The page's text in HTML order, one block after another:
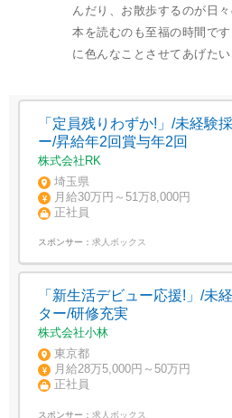
んだり、お散歩するのが日
本を読むのも至福の時間で
に色んなことさせてあげた
「定員残りわずか!」/未経験
ー/昇給年2回賞与年2回
株式会社RK
埼玉県
月給30万円～51万8,000円
正社員
スポンサー： 求人ボックス
「新生活デビュー応援!」/未
ター/研修充実
株式会社小林
東京都
月給28万5,000円～50万円
正社員
スポンサー： 求人ボックス